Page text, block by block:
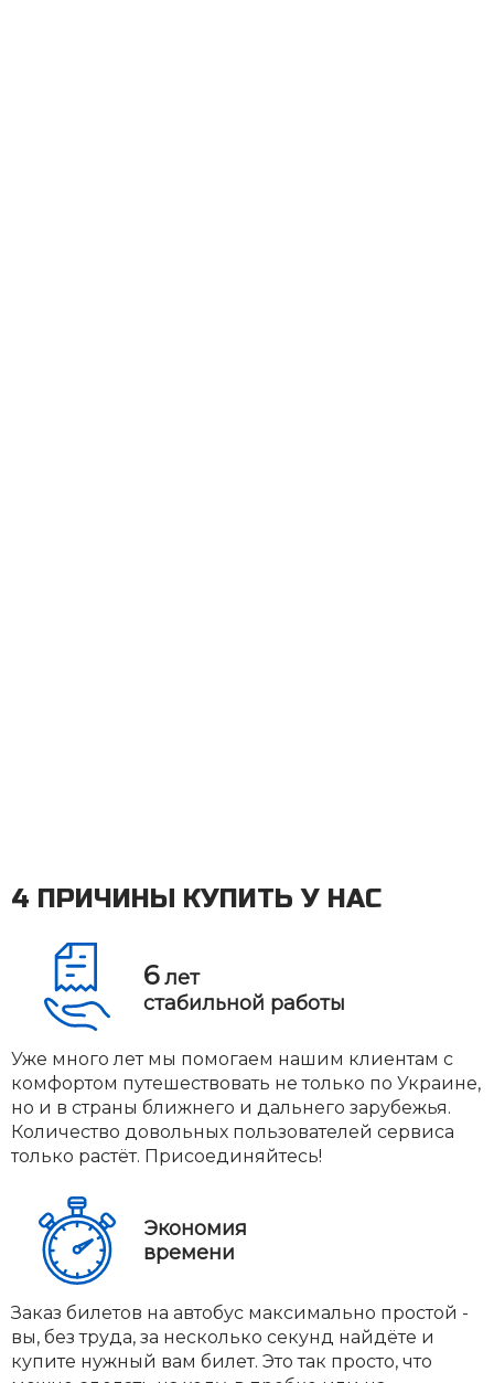
4 ПРИЧИНЫ КУПИТЬ У НАС
6лет
стабильной работы
Уже много лет мы помогаем нашим клиентам с
комфортом путешествовать не только по Украине,
но и в страны ближнего и дальнего зарубежья.
Количество довольных пользователей сервиса
только растёт. Присоединяйтесь!
Экономия
времени
Заказ билетов на автобус максимально простой -
вы, без труда, за несколько секунд найдёте и
купите нужный вам билет. Это так просто, что